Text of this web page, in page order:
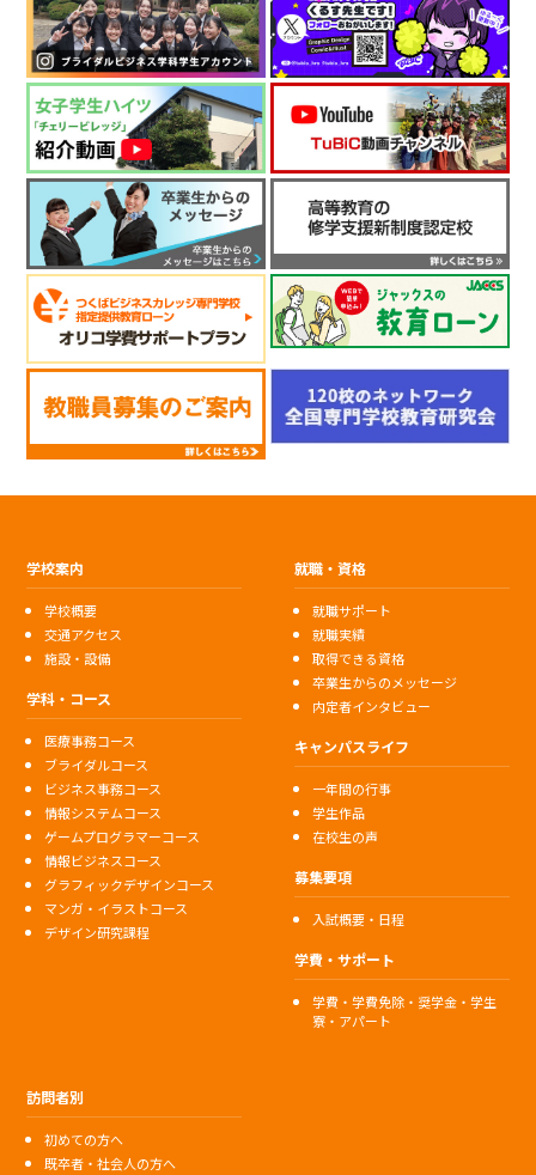
学校案内
学校概要
交通アクセス
施設・設備
学科・コース
医療事務コース
ブライダルコース
ビジネス事務コース
情報システムコース
ゲームプログラマーコース
情報ビジネスコース
グラフィックデザインコース
マンガ・イラストコース
デザイン研究課程
就職・資格
就職サポート
就職実績
取得できる資格
卒業生からのメッセージ
内定者インタビュー
キャンパスライフ
一年間の行事
学生作品
在校生の声
募集要項
入試概要・日程
学費・サポート
学費・学費免除・奨学金・学生
寮・アパート
訪問者別
初めての方へ
既卒者・社会人の方へ